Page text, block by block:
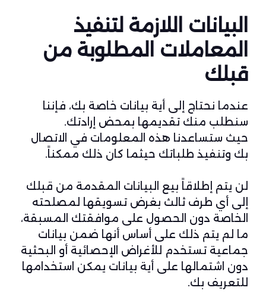
البيانات اللازمة لتنفيذ
المعاملات المطلوبة من
قبلك
عندما نحتاج إلى أية بيانات خاصة بك، فإننا
سنطلب منك تقديمها بمحض إرادتك.
حيث ستساعدنا هذه المعلومات في الاتصال
بك وتنفيذ طلباتك حيثما كان ذلك ممكناً.
لن يتم إطلاقاً بيع البيانات المقدمة من قبلك
إلى أي طرف ثالث بغرض تسويقها لمصلحته
الخاصة دون الحصول على موافقتك المسبقة،
ما لم يتم ذلك على أساس أنها ضمن بيانات
جماعية تستخدم للأغراض الإحصائية أو البحثية
دون اشتمالها على أية بيانات يمكن استخدامها
للتعريف بك.